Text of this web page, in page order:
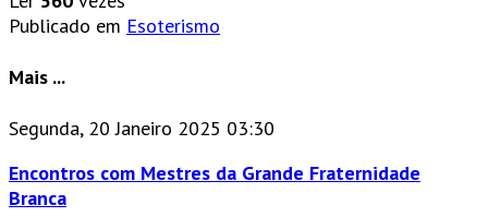
Publicado em Esoterismo
Mais ...
Segunda, 20 Janeiro 2025 03:30
Encontros com Mestres da Grande Fraternidade
Branca